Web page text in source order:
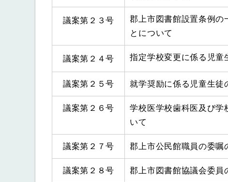
議案第２３号
郡上市図書館設置条例の
とについて
議案第２４号 指定学校変更に係る児童
議案第２５号 就学奨励に係る児童生徒
議案第２６号
学校医学校歯科医及び学
いて
議案第２７号 郡上市公民館職員の委嘱
議案第２８号 郡上市図書館協議会委員